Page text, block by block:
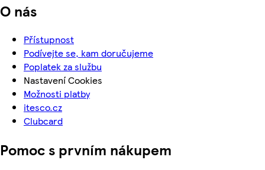
O nás
Přístupnost
Podívejte se, kam doručujeme
Poplatek za službu
Nastavení Cookies
Možnosti platby
itesco.cz
Clubcard
Pomoc s prvním nákupem